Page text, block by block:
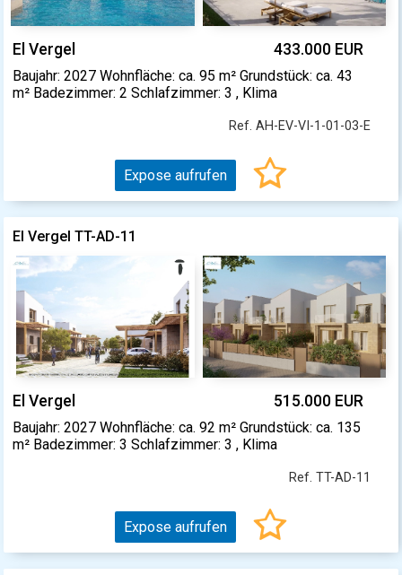
El Vergel 433.000 EUR
Baujahr: 2027 Wohnfläche: ca. 95 m² Grundstück: ca. 43
m² Badezimmer: 2 Schlafzimmer: 3 , Klima
Ref. AH-EV-VI-1-01-03-E
Expose aufrufen
El Vergel TT-AD-11
El Vergel 515.000 EUR
Baujahr: 2027 Wohnfläche: ca. 92 m² Grundstück: ca. 135
m² Badezimmer: 3 Schlafzimmer: 3 , Klima
Ref. TT-AD-11
Expose aufrufen